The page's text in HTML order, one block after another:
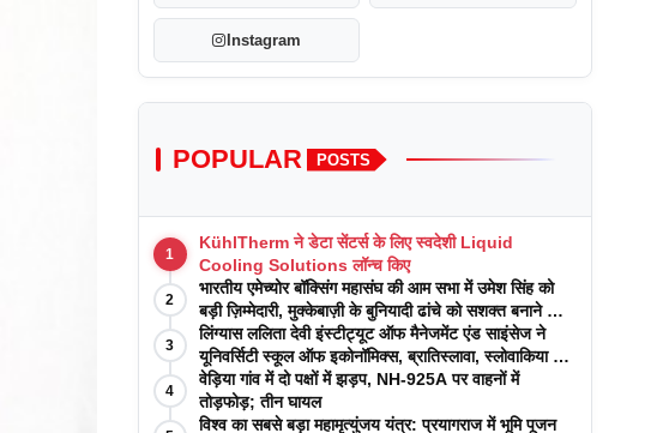
Instagram
POPULAR POSTS
1
KühlTherm ने डेटा सेंटर्स के लिए स्वदेशी Liquid
Cooling Solutions लॉन्च किए
2
भारतीय एमेच्योर बॉक्सिंग महासंघ की आम सभा में उमेश सिंह को
बड़ी ज़िम्मेदारी, मुक्केबाज़ी के बुनियादी ढांचे को सशक्त बनाने का
वादा
3
लिंग्यास ललिता देवी इंस्टीट्यूट ऑफ मैनेजमेंट एंड साइंसेज ने
यूनिवर्सिटी स्कूल ऑफ इकोनॉमिक्स, ब्रातिस्लावा, स्लोवाकिया के
साथ अकादमिक पत्रिकाओं में प्रकाशन रणनीतियों पर एक
दिवसीय कार्यशाला का आयोजन किया
4
वेड़िया गांव में दो पक्षों में झड़प, NH-925A पर वाहनों में
तोड़फोड़; तीन घायल
विश्व का सबसे बड़ा महामृत्युंजय यंत्र: प्रयागराज में भूमि पूजन